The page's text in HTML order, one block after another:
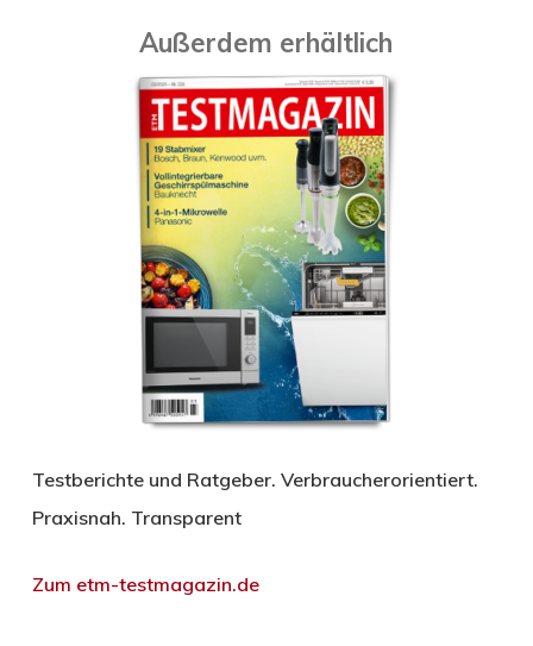
Außerdem erhältlich
Testberichte und Ratgeber. Verbraucherorientiert.
Praxisnah. Transparent
Zum etm-testmagazin.de